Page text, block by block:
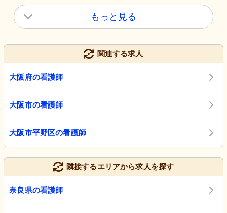
もっと見る
関連する求人
大阪府の看護師
大阪市の看護師
大阪市平野区の看護師
隣接するエリアから求人を探す
奈良県の看護師